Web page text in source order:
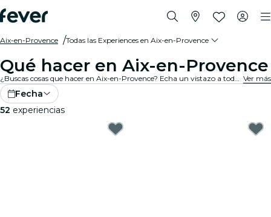
Aix-en-Provence Todas las Experiences en Aix-en-Provence
Qué hacer en Aix-en-Provence
¿Buscas cosas que hacer en Aix-en-Provence? Echa un vistazo a toda nuestra selección y encuentra las mejores experiences y actividades que se ofrecen actualmente en la ciudad. Ver más
Fecha
52 experiencias